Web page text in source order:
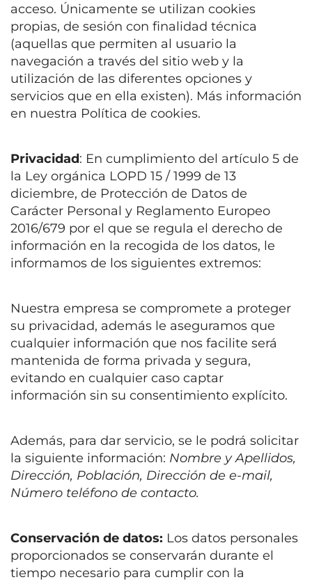
acceso. Únicamente se utilizan cookies
propias, de sesión con finalidad técnica
(aquellas que permiten al usuario la
navegación a través del sitio web y la
utilización de las diferentes opciones y
servicios que en ella existen). Más información
en nuestra Política de cookies.
Privacidad: En cumplimiento del artículo 5 de
la Ley orgánica LOPD 15 / 1999 de 13
diciembre, de Protección de Datos de
Carácter Personal y Reglamento Europeo
2016/679 por el que se regula el derecho de
información en la recogida de los datos, le
informamos de los siguientes extremos:
Nuestra empresa se compromete a proteger
su privacidad, además le aseguramos que
cualquier información que nos facilite será
mantenida de forma privada y segura,
evitando en cualquier caso captar
información sin su consentimiento explícito.
Además, para dar servicio, se le podrá solicitar
la siguiente información: Nombre y Apellidos,
Dirección, Población, Dirección de e-mail,
Número teléfono de contacto.
Conservación de datos: Los datos personales
proporcionados se conservarán durante el
tiempo necesario para cumplir con la